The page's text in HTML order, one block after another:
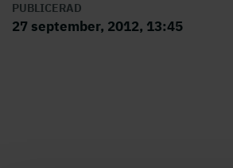
PUBLICERAD
27 september, 2012, 13:45